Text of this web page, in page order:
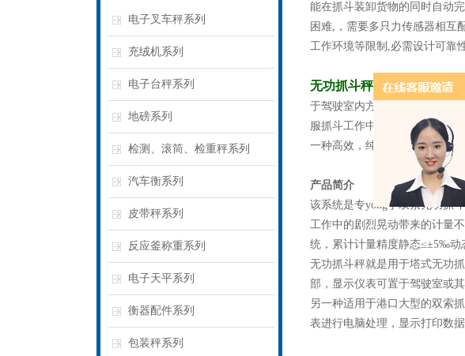
电子叉车秤系列
充绒机系列
电子台秤系列
地磅系列
检测、滚筒、检重秤系列
汽车衡系列
皮带秤系列
反应釜称重系列
电子天平系列
衡器配件系列
包装秤系列
能在抓斗装卸货物的同时自动
困难,，需要多只力传感器相互
工作环境等限制,必需设计可靠
无功抓斗秤 是专yong 于无功
于驾驶室内方便查看调阅数据
服抓斗工作中的剧烈晃动和吊
一种高效，纯动态称重系统。
产品简介
该系统是专yong于双索无功抓
工作中的剧烈晃动带来的计量
统，累计计量精度静态≤±5‰动
无功抓斗秤就是用于塔式无功
部，显示仪表可置于驾驶室或
另一种适用于港口大型的双索
表进行电脑处理，显示打印数据